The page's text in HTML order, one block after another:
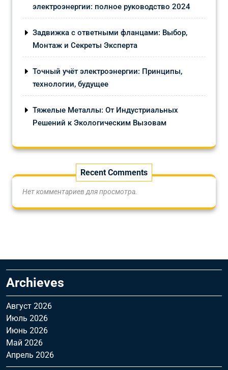
электроэнергии: полное руководство 2024
Задвижка с ответными фланцами: Выбор,
Монтаж и Секреты Эксперта
Точный учёт электроэнергии: Принципы,
технологии, будущее
Тяжелые Металлы: От Индустриальных
Решений к Экологическим Вызовам
Recent Comments
Нет комментариев для просмотра.
Archieves
Август 2026
Июль 2026
Июнь 2026
Май 2026
Апрель 2026